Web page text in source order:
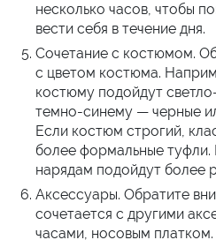
несколько часов, чтобы
вести себя в течение дня.
Сочетание с костюмом.
с цветом костюма.
костюму подойдут
темно-синему — черные
Если костюм строгий,
более формальные
нарядам подойдут более
Аксессуары. Обратите
сочетается с другими
часами, носовым